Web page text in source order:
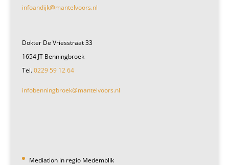
infoandijk@mantelvoors.nl
Dokter De Vriesstraat 33
1654 JT Benningbroek
Tel.0229 59 12 64
infobenningbroek@mantelvoors.nl
Mediation in regio Medemblik